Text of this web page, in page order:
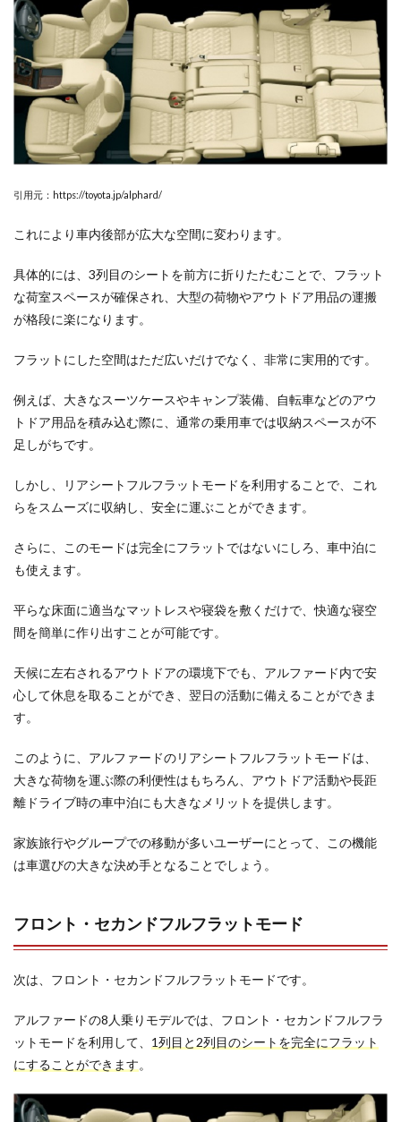
引用元：https://toyota.jp/alphard/
これにより車内後部が広大な空間に変わります。
具体的には、3列目のシートを前方に折りたたむことで、フラット
な荷室スペースが確保され、大型の荷物やアウトドア用品の運搬
が格段に楽になります。
フラットにした空間はただ広いだけでなく、非常に実用的です。
例えば、大きなスーツケースやキャンプ装備、自転車などのアウ
トドア用品を積み込む際に、通常の乗用車では収納スペースが不
足しがちです。
しかし、リアシートフルフラットモードを利用することで、これ
らをスムーズに収納し、安全に運ぶことができます。
さらに、このモードは完全にフラットではないにしろ、車中泊に
も使えます。
平らな床面に適当なマットレスや寝袋を敷くだけで、快適な寝空
間を簡単に作り出すことが可能です。
天候に左右されるアウトドアの環境下でも、アルファード内で安
心して休息を取ることができ、翌日の活動に備えることができま
す。
このように、アルファードのリアシートフルフラットモードは、
大きな荷物を運ぶ際の利便性はもちろん、アウトドア活動や長距
離ドライブ時の車中泊にも大きなメリットを提供します。
家族旅行やグループでの移動が多いユーザーにとって、この機能
は車選びの大きな決め手となることでしょう。
フロント・セカンドフルフラットモード
次は、フロント・セカンドフルフラットモードです。
アルファードの8人乗りモデルでは、フロント・セカンドフルフラ
ットモードを利用して、 1列目と2列目のシートを完全にフラット
にすることができます。